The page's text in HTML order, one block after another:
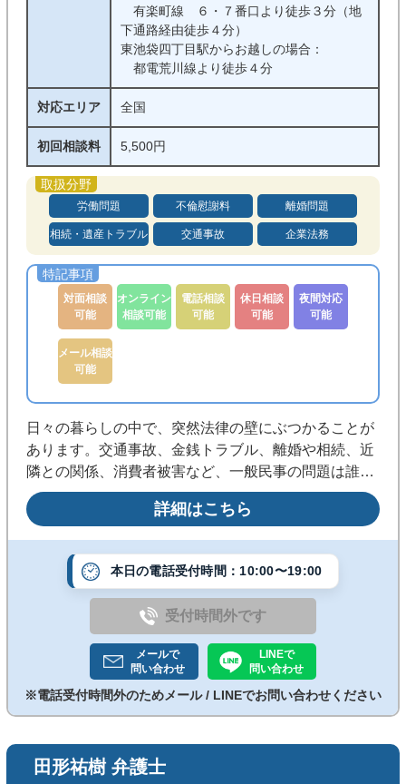
有楽町線 ６・７番口より徒歩３分（地
下通路経由徒歩４分）
東池袋四丁目駅からお越しの場合：
都電荒川線より徒歩４分
対応エリア 全国
初回相談料 5,500円
労働問題 不倫慰謝料 離婚問題
相続・遺産トラブル 交通事故 企業法務
対面相談
可能
オンライン
相談可能
電話相談
可能
休日相談
可能
夜間対応
可能
メール相談
可能
日々の暮らしの中で、突然法律の壁にぶつかることが
あります。交通事故、金銭トラブル、離婚や相続、近
隣との関係、消費者被害など、一般民事の問題は誰に
でも起こり得るものです。私は、そうした身近な悩み
に対して、冷静に、そして丁寧に向き合うことを大切
にしています。
詳細はこちら
本日の電話受付時間：10:00〜19:00
受付時間外です
メールで
問い合わせ
LINEで
問い合わせ
※電話受付時間外のためメール / LINEでお問い合わせください
田形祐樹 弁護士